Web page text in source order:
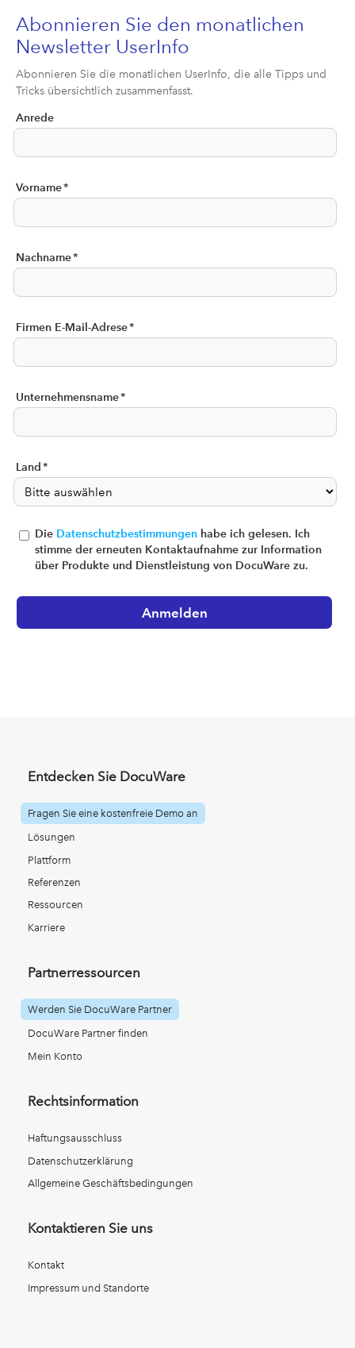
Abonnieren Sie den monatlichen
Newsletter UserInfo
Abonnieren Sie die monatlichen UserInfo, die alle Tipps und
Tricks übersichtlich zusammenfasst.
Anrede
Vorname*
Nachname*
Firmen E-Mail-Adrese*
Unternehmensname*
Land *
Die Datenschutzbestimmungen habe ich gelesen. Ich
stimme der erneuten Kontaktaufnahme zur Information
über Produkte und Dienstleistung von DocuWare zu.
Entdecken Sie DocuWare
Fragen Sie eine kostenfreie Demo an
Lösungen
Plattform
Referenzen
Ressourcen
Karriere
Partnerressourcen
Werden Sie DocuWare Partner
DocuWare Partner finden
Mein Konto
Rechtsinformation
Haftungsausschluss
Datenschutzerklärung
Allgemeine Geschäftsbedingungen
Kontaktieren Sie uns
Kontakt
Impressum und Standorte